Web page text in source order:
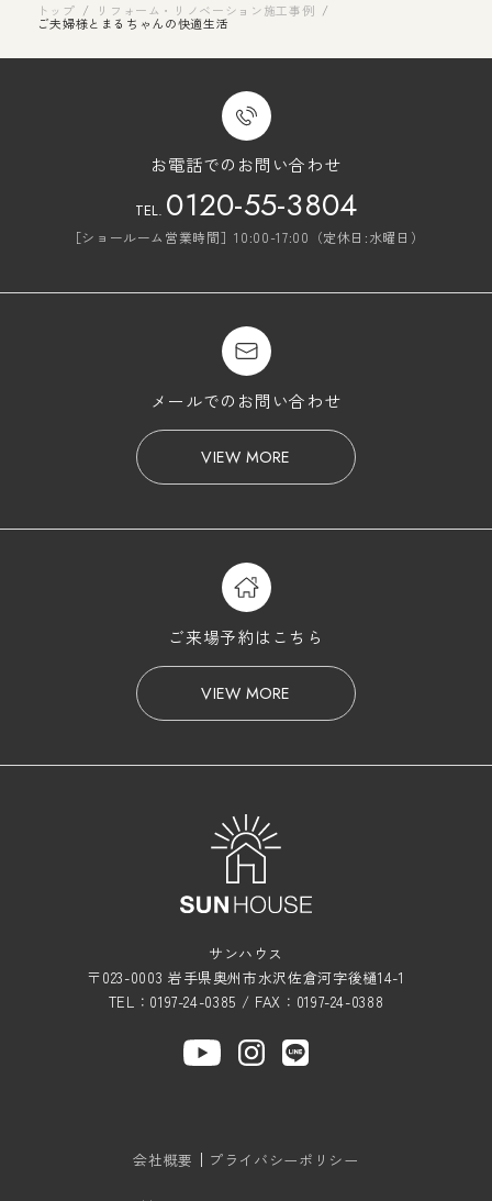
トップ / リフォーム・リノベーション施工事例 /
ご夫婦様とまるちゃんの快適生活
お電話でのお問い合わせ
TEL. 0120-55-3804
［ショールーム営業時間］10:00-17:00（定休日:水曜日）
メールでのお問い合わせ
VIEW MORE
ご来場予約はこちら
VIEW MORE
サンハウス
〒023-0003 岩手県奥州市水沢佐倉河字後樋14-1
TEL：0197-24-0385 / FAX：0197-24-0388
会社概要 プライバシーポリシー